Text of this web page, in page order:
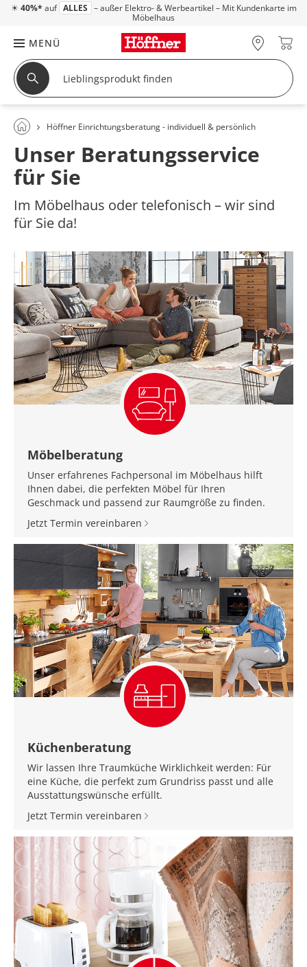
☀ 40%* auf ALLES – außer Elektro- & Werbeartikel – Mit Kundenkarte im
Möbelhaus
MENÜ
Höffner Einrichtungsberatung - individuell & persönlich
Unser Beratungsservice
für Sie
Im Möbelhaus oder telefonisch – wir sind
für Sie da!
Möbelberatung
Unser erfahrenes Fachpersonal im Möbelhaus hilft
Ihnen dabei, die perfekten Möbel für Ihren
Geschmack und passend zur Raumgröße zu finden.
Jetzt Termin vereinbaren
Küchenberatung
Wir lassen Ihre Traumküche Wirklichkeit werden: Für
eine Küche, die perfekt zum Grundriss passt und alle
Ausstattungswünsche erfüllt.
Jetzt Termin vereinbaren